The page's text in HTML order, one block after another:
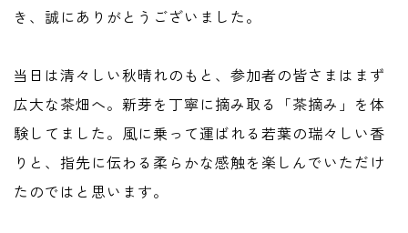
き、誠にありがとうございました。
当日は清々しい秋晴れのもと、参加者の皆さまはまず
広大な茶畑へ。新芽を丁寧に摘み取る「茶摘み」を体
験してました。風に乗って運ばれる若葉の瑞々しい香
りと、指先に伝わる柔らかな感触を楽しんでいただけ
たのではと思います。